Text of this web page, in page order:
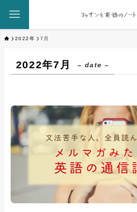
2022年 7月
2022年7月 – date –